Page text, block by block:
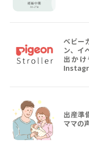
ベビー
ン、イ
出か
出産準
ママの